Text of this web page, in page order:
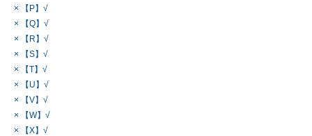
× 【P】√
× 【Q】√
× 【R】√
× 【S】√
× 【T】√
× 【U】√
× 【V】√
× 【W】√
× 【X】√